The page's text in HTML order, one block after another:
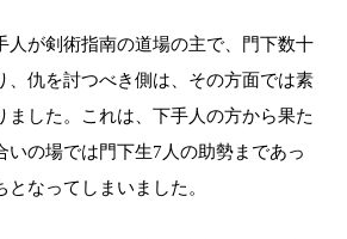
人が剣術指南の道場の主で、門下数十
、仇を討つべき側は、その方面では素
ました。これは、下手人の方から果た
いの場では門下生7人の助勢まであっ
なってしまいました。